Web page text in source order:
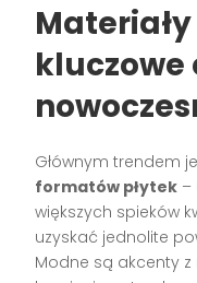
Głównym trendem
formatów płytek –
większych spieków
uzyskać jednolite
Modne są akcenty z